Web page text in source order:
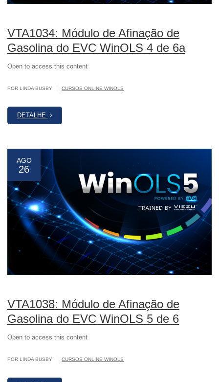
VTA1034: Módulo de Afinação de
Gasolina do EVC WinOLS 4 de 6a
Open to access this content
POR LINDA BUSBY CURSOS ONLINE WINOLS
DETALHE
AGO
26
VTA1038: Módulo de Afinação de
Gasolina do EVC WinOLS 5 de 6
Open to access this content
POR LINDA BUSBY CURSOS ONLINE WINOLS